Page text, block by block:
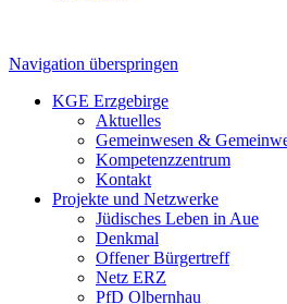
Navigation überspringen
KGE Erzgebirge
Aktuelles
Gemeinwesen &
Kompetenzzentrum
Kontakt
Projekte und Netzwerke
Jüdisches Leben in Aue
Denkmal
Offener Bürgertreff
Netz ERZ
PfD Olbernhau